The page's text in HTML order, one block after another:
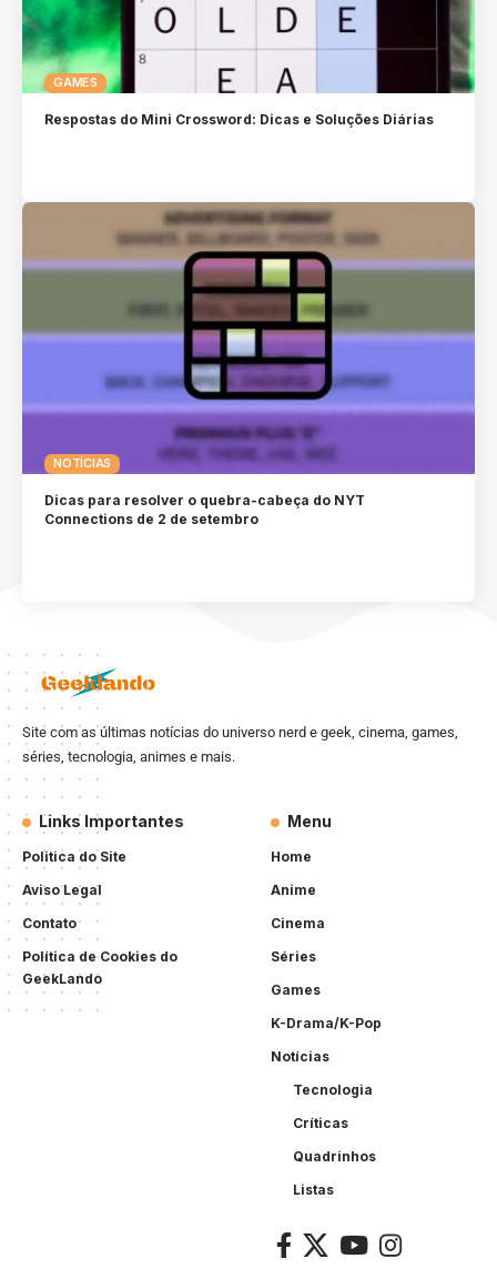
GAMES
Respostas do Mini Crossword: Dicas e Soluções Diárias
NOTÍCIAS
Dicas para resolver o quebra-cabeça do NYT
Connections de 2 de setembro
Site com as últimas notícias do universo nerd e geek, cinema, games,
séries, tecnologia, animes e mais.
Links Importantes
Politica do Site
Aviso Legal
Contato
Política de Cookies do
GeekLando
Menu
Home
Anime
Cinema
Séries
Games
K-Drama/K-Pop
Notícias
Tecnologia
Críticas
Quadrinhos
Listas